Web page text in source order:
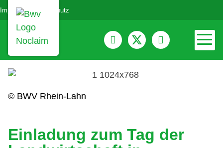
Impressum Datenschutz
© BWV Rhein-Lahn
Einladung zum Tag der